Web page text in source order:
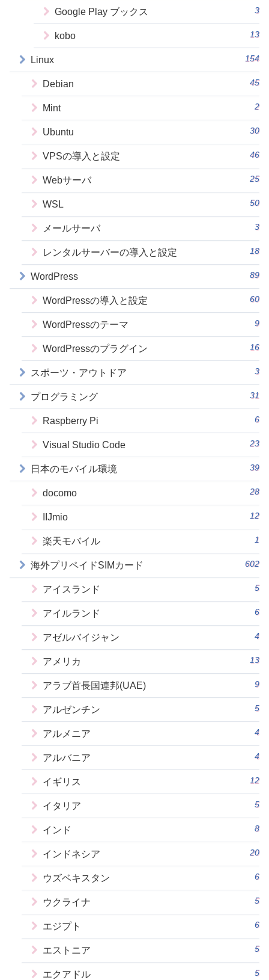
Google Play ブックス 3
kobo 13
Linux 154
Debian 45
Mint 2
Ubuntu 30
VPSの導入と設定 46
Webサーバ 25
WSL 50
メールサーバ 3
レンタルサーバーの導入と設定 18
WordPress 89
WordPressの導入と設定 60
WordPressのテーマ 9
WordPressのプラグイン 16
スポーツ・アウトドア 3
プログラミング 31
Raspberry Pi 6
Visual Studio Code 23
日本のモバイル環境 39
docomo 28
IIJmio 12
楽天モバイル 1
海外プリペイドSIMカード 602
アイスランド 5
アイルランド 6
アゼルバイジャン 4
アメリカ 13
アラブ首長国連邦(UAE) 9
アルゼンチン 5
アルメニア 4
アルバニア 4
イギリス 12
イタリア 5
インド 8
インドネシア 20
ウズベキスタン 6
ウクライナ 5
エジプト 6
エストニア 5
エクアドル 5